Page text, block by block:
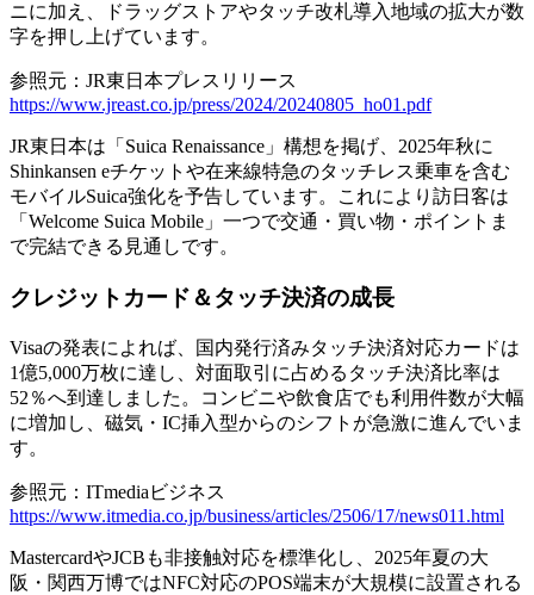
ニに加え、ドラッグストアやタッチ改札導入地域の拡大が数
字を押し上げています。
参照元：JR東日本プレスリリース
https://www.jreast.co.jp/press/2024/20240805_ho01.pdf
JR東日本は「Suica Renaissance」構想を掲げ、2025年秋に
Shinkansen eチケットや在来線特急のタッチレス乗車を含む
モバイルSuica強化を予告しています。これにより訪日客は
「Welcome Suica Mobile」一つで交通・買い物・ポイントま
で完結できる見通しです。
クレジットカード＆タッチ決済の成長
Visaの発表によれば、国内発行済みタッチ決済対応カードは
1億5,000万枚に達し、対面取引に占める タッチ決済比率は
52％へ到達 しました。コンビニや飲食店でも利用件数が大幅
に増加し、磁気・IC挿入型からのシフトが急激に進んでいま
す。
参照元：ITmediaビジネス
https://www.itmedia.co.jp/business/articles/2506/17/news011.html
MastercardやJCBも非接触対応を標準化し、2025年夏の大
阪・関西万博ではNFC対応のPOS端末が大規模に設置される